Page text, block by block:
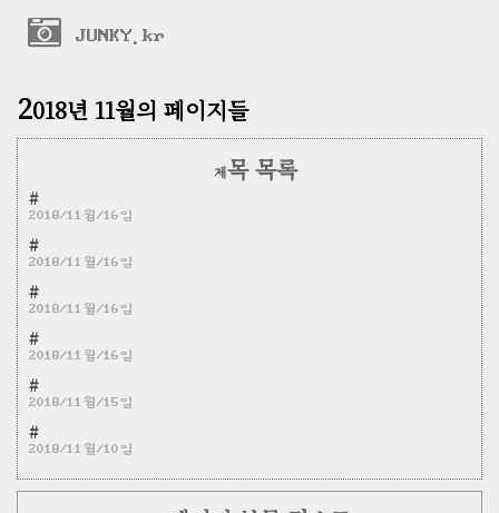
JUNKY.kr
2018년 11월의 페이지들
제목 목록
#
2018/11월/16일
#
2018/11월/16일
#
2018/11월/16일
#
2018/11월/16일
#
2018/11월/15일
#
2018/11월/10일